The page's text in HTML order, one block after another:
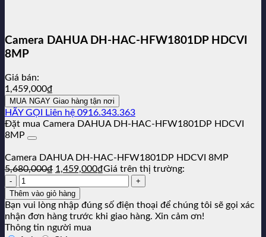
Camera DAHUA DH-HAC-HFW1801DP HDCVI
8MP
Giá bán:
1,459,000₫
MUA NGAY Giao hàng tận nơi
HÃY GỌI
Liên hệ 0916.343.363
Đặt mua Camera DAHUA DH-HAC-HFW1801DP HDCVI
8MP
Camera DAHUA DH-HAC-HFW1801DP HDCVI 8MP
5,680,000₫ Giá
là:
5,680,000₫.
1,459,000₫Giá
là:
1,459,000₫.
Giá trên thị trường:
Số
lượng:
Thêm vào giỏ hàng
Bạn vui lòng nhập đúng số điện thoại để chúng tôi sẽ gọi xác
nhận đơn hàng trước khi giao hàng. Xin cảm ơn!
Thông tin người mua